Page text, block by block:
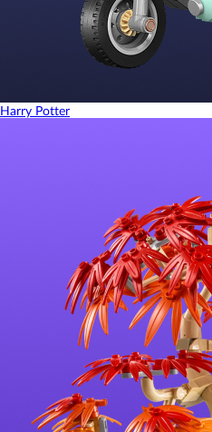
Harry Potter